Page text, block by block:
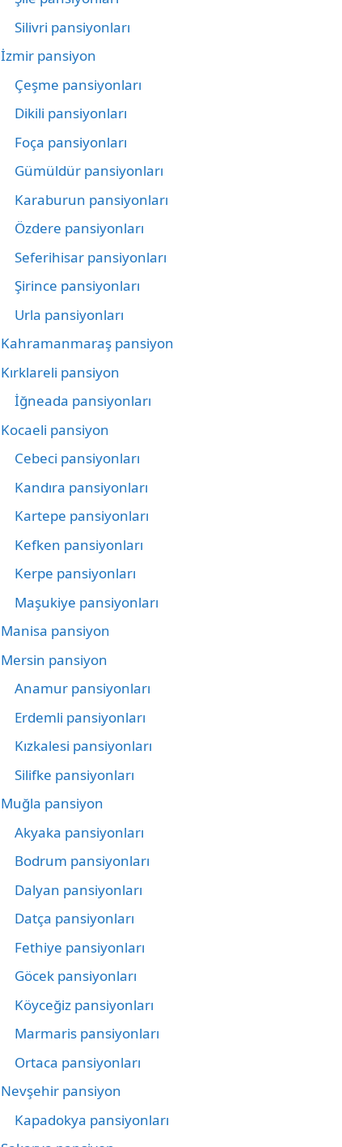
Silivri pansiyonları
İzmir pansiyon
Çeşme pansiyonları
Dikili pansiyonları
Foça pansiyonları
Gümüldür pansiyonları
Karaburun pansiyonları
Özdere pansiyonları
Seferihisar pansiyonları
Şirince pansiyonları
Urla pansiyonları
Kahramanmaraş pansiyon
Kırklareli pansiyon
İğneada pansiyonları
Kocaeli pansiyon
Cebeci pansiyonları
Kandıra pansiyonları
Kartepe pansiyonları
Kefken pansiyonları
Kerpe pansiyonları
Maşukiye pansiyonları
Manisa pansiyon
Mersin pansiyon
Anamur pansiyonları
Erdemli pansiyonları
Kızkalesi pansiyonları
Silifke pansiyonları
Muğla pansiyon
Akyaka pansiyonları
Bodrum pansiyonları
Dalyan pansiyonları
Datça pansiyonları
Fethiye pansiyonları
Göcek pansiyonları
Köyceğiz pansiyonları
Marmaris pansiyonları
Ortaca pansiyonları
Nevşehir pansiyon
Kapadokya pansiyonları